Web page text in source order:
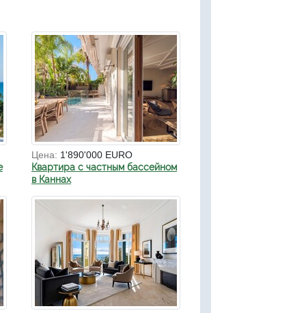
Цена: 1'890'000 EURO
Квартира с частным бассейном
в Каннах